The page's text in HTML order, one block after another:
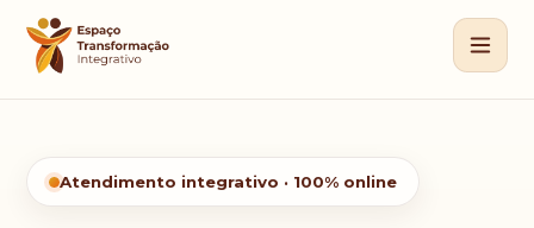
Especialidades
Atendimento integrativo · 100% online